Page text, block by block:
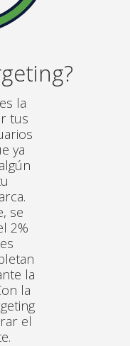
la
tus
ya
se
2%
la
la
el